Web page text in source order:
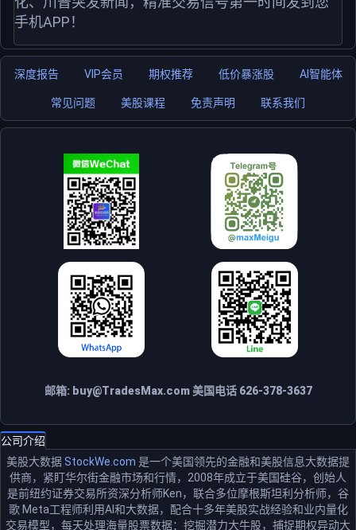
手机APP！
深度报告 VIP会员 期权推荐 低价暴涨股 AI智能体
常见问题 美股课程 免责声明 联系我们
邮箱: buy@TradesMax.com美国电话 626-378-3637
公司介绍
美股大数据StockWe.com 是一个美国领先的金融和美股信息大数据提
供商，紧盯华尔街金融市场和行情，2008年成立于美国硅谷，创始人
是前纽约证券交易所资深分析师Ken，联合多位摩根斯坦利分析师，谷
歌 Meta工程师利用AI和大数据，配合十多年美股实战经验和业内量化
交易模型，每天处理海量股票数据：挖掘潜力大牛股，捕捉期权异动大